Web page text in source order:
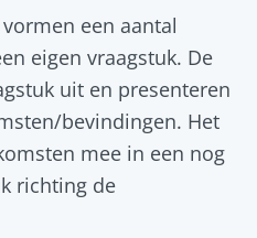
een aantal
eigen vraagstuk. De
uit en presenteren
bevindingen. Het
mee in een nog
richting de